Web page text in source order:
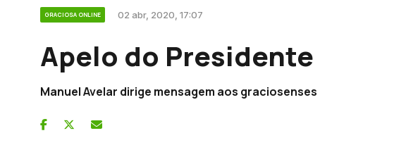
GRACIOSA ONLINE 02 abr, 2020, 17:07
Apelo do Presidente
Manuel Avelar dirige mensagem aos graciosenses